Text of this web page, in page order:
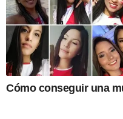
Cómo conseguir una